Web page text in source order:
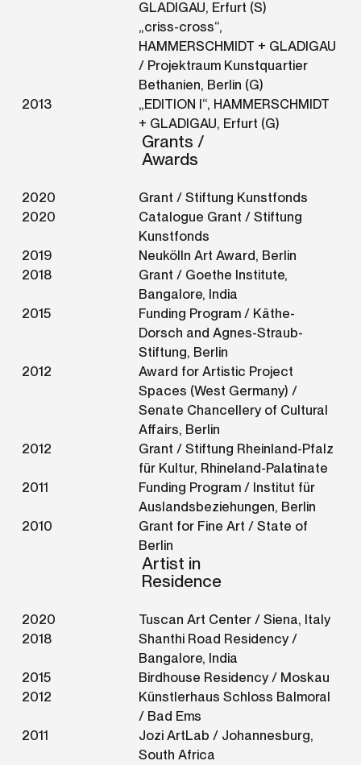
GLADIGAU, Erfurt (S)
„criss-cross“,
HAMMERSCHMIDT + GLADIGAU
/ Projektraum Kunstquartier
Bethanien, Berlin (G)
2013
„EDITION I“, HAMMERSCHMIDT
+ GLADIGAU, Erfurt (G)
Grants /
Awards
2020
Grant / Stiftung Kunstfonds
2020
Catalogue Grant / Stiftung
Kunstfonds
2019
Neukölln Art Award, Berlin
2018
Grant / Goethe Institute,
Bangalore, India
2015
Funding Program / Käthe-
Dorsch and Agnes-Straub-
Stiftung, Berlin
2012
Award for Artistic Project
Spaces (West Germany) /
Senate Chancellery of Cultural
Affairs, Berlin
2012
Grant / Stiftung Rheinland-Pfalz
für Kultur, Rhineland-Palatinate
2011
Funding Program / Institut für
Auslandsbeziehungen, Berlin
2010
Grant for Fine Art / State of
Berlin
Artist in
Residence
2020
Tuscan Art Center / Siena, Italy
2018
Shanthi Road Residency /
Bangalore, India
2015
Birdhouse Residency / Moskau
2012
Künstlerhaus Schloss Balmoral
/ Bad Ems
2011
Jozi ArtLab / Johannesburg,
South Africa